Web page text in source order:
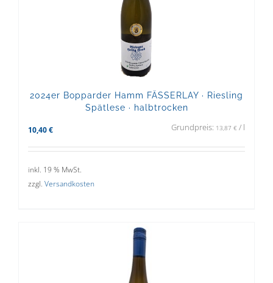
2024er Bopparder Hamm FÄSSERLAY · Riesling
Spätlese · halbtrocken
10,40 € Grundpreis: 13,87 € / l
inkl. 19 % MwSt.
zzgl. Versandkosten